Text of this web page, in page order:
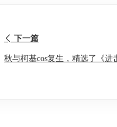
下一篇
秋与柯基cos复生，精选了《进